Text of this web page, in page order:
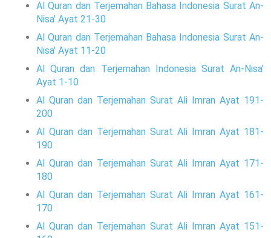
Al Quran dan Terjemahan Bahasa Indonesia Surat An-
Nisa' Ayat 21-30
Al Quran dan Terjemahan Bahasa Indonesia Surat An-
Nisa' Ayat 11-20
Al Quran dan Terjemahan Indonesia Surat An-Nisa'
Ayat 1-10
Al Quran dan Terjemahan Surat Ali Imran Ayat 191-
200
Al Quran dan Terjemahan Surat Ali Imran Ayat 181-
190
Al Quran dan Terjemahan Surat Ali Imran Ayat 171-
180
Al Quran dan Terjemahan Surat Ali Imran Ayat 161-
170
Al Quran dan Terjemahan Surat Ali Imran Ayat 151-